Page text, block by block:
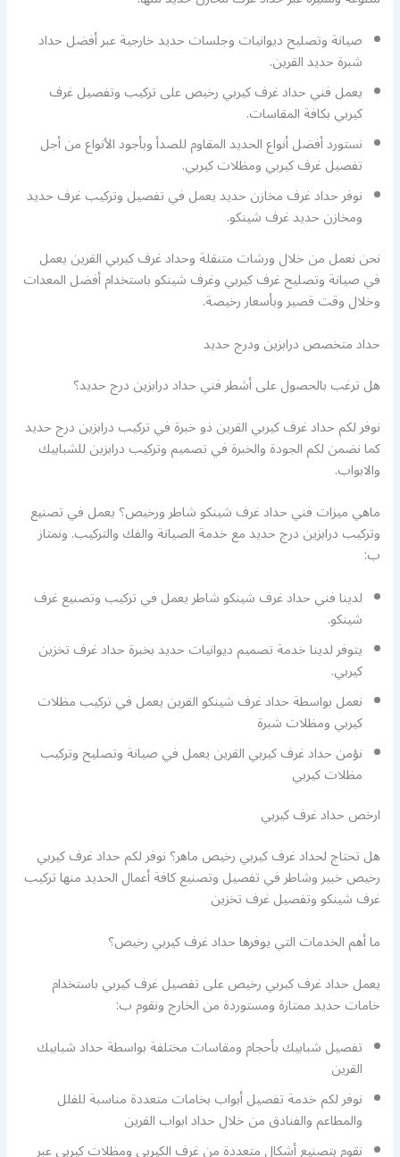
صيانة وتصليح ديوانيات وجلسات حديد خارجية عبر أفضل حداد
شبرة حديد القرين.
يعمل فني حداد غرف كيربي رخيص على تركيب وتفصيل غرف
كيربي بكافة المقاسات.
نستورد أفضل أنواع الحديد المقاوم للصدأ وبأجود الأنواع من أجل
تفصيل غرف كيربي ومظلات كيربي.
نوفر حداد غرف مخازن حديد يعمل في تفصيل وتركيب غرف حديد
ومخازن حديد غرف شينكو.
نحن نعمل من خلال ورشات متنقلة وحداد غرف كيربي القرين يعمل
في صيانة وتصليح غرف كيربي وغرف شينكو باستخدام أفضل المعدات
وخلال وقت قصير وبأسعار رخيصة.
حداد متخصص درابزين ودرج حديد
هل ترغب بالحصول على أشطر فني حداد درابزين درج حديد؟
نوفر لكم حداد غرف كيربي القرين ذو خبرة في تركيب درابزين درج حديد
كما نضمن لكم الجودة والخبرة في تصميم وتركيب درابزين للشبابيك
والابواب.
ماهي ميزات فني حداد غرف شينكو شاطر ورخيص؟ يعمل في تصنيع
وتركيب درابزين درج حديد مع خدمة الصيانة والفك والتركيب. ونمتاز
ب:
لدينا فني حداد غرف شينكو شاطر يعمل في تركيب وتصنيع غرف
شينكو.
يتوفر لدينا خدمة تصميم ديوانيات حديد بخبرة حداد غرف تخزين
كيربي.
نعمل بواسطة حداد غرف شينكو القرين يعمل في تركيب مظلات
كيربي ومظلات شبرة
نؤمن حداد غرف كيربي القرين يعمل في صيانة وتصليح وتركيب
مظلات كيربي
ارخص حداد غرف كيربي
هل تحتاج لحداد غرف كيربي رخيص ماهر؟ نوفر لكم حداد غرف كيربي
رخيص خبير وشاطر في تفصيل وتصنيع كافة أعمال الحديد منها تركيب
غرف شينكو وتفصيل غرف تخزين
ما أهم الخدمات التي يوفرها حداد غرف كيربي رخيص؟
يعمل حداد غرف كيربي رخيص على تفصيل غرف كيربي باستخدام
خامات حديد ممتازة ومستوردة من الخارج ونقوم ب:
تفصيل شبابيك بأحجام ومقاسات مختلفة بواسطة حداد شبابيك
القرين
نوفر لكم خدمة تفصيل أبواب بخامات متعددة مناسبة للفلل
والمطاعم والفنادق من خلال حداد ابواب القرين